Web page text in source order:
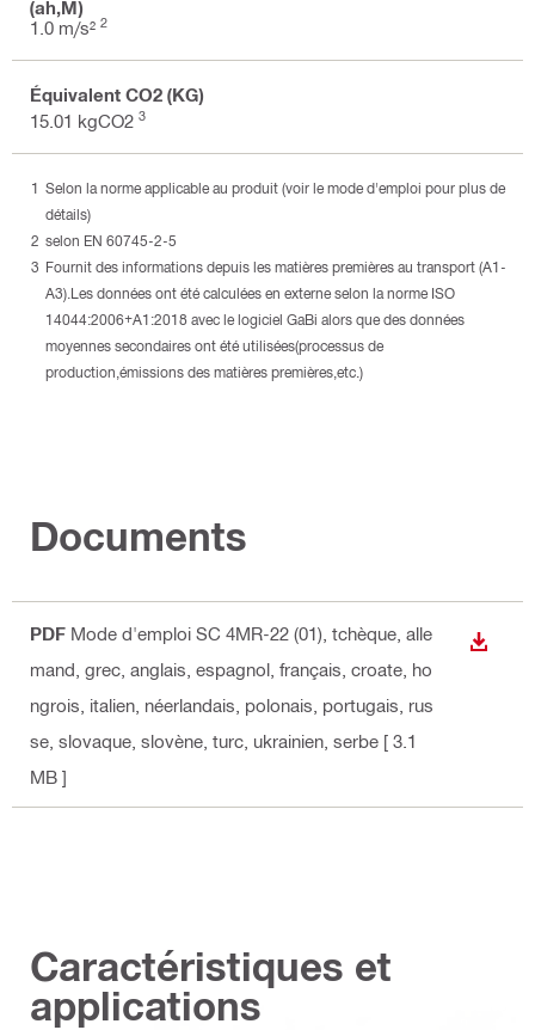
(ah,M)
1.0 m/s² 2
Équivalent CO2 (KG)
15.01 kgCO2 3
Selon la norme applicable au produit (voir le mode d'emploi pour plus de
détails)
selon EN 60745-2-5
Fournit des informations depuis les matières premières au transport (A1-
A3).Les données ont été calculées en externe selon la norme ISO
14044:2006+A1:2018 avec le logiciel GaBi alors que des données
moyennes secondaires ont été utilisées(processus de
production,émissions des matières premières,etc.)
Documents
PDF Mode d'emploi SC 4MR-22 (01) , tchèque, alle
mand, grec, anglais, espagnol, français, croate, ho
ngrois, italien, néerlandais, polonais, portugais, rus
se, slovaque, slovène, turc, ukrainien, serbe [ 3.1
MB ]
Caractéristiques et
applications